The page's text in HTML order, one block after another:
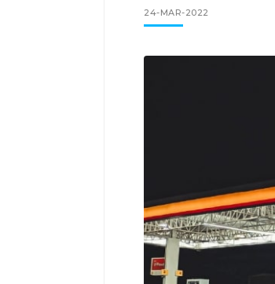
24-MAR-2022